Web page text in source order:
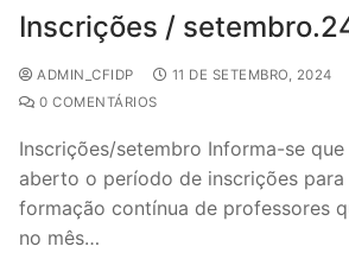
Inscrições /
ADMIN_CFIDP 11 DE SETEMBRO, 2024
0 COMENTÁRIOS
Inscrições/setembro Informa-se
aberto o período de inscrições para
formação contínua de professores
no mês…